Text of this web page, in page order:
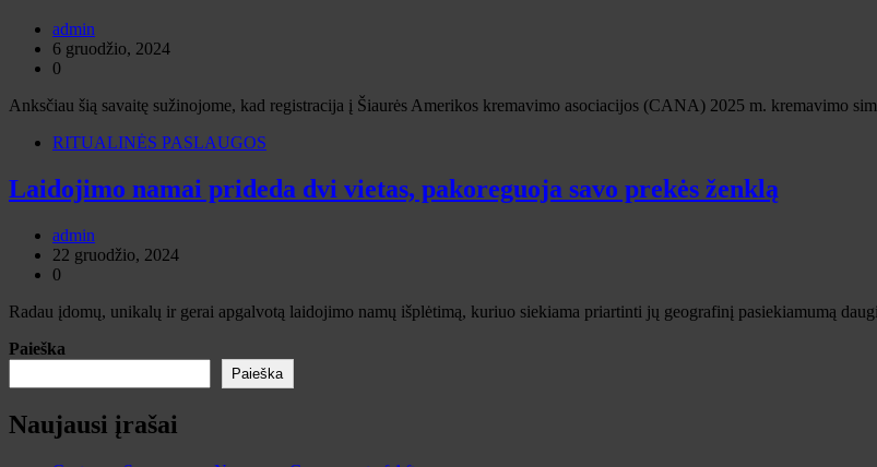
admin
6 gruodžio, 2024
0
Anksčiau šią savaitę sužinojome, kad registracija į Šiaurės Amerikos kremavimo asociacijos (CANA) 2025 m. kremavimo
RITUALINĖS PASLAUGOS
Laidojimo namai prideda dvi vietas, pakoreguoja savo prekės ženklą
admin
22 gruodžio, 2024
0
Radau įdomų, unikalų ir gerai apgalvotą laidojimo namų išplėtimą, kuriuo siekiama priartinti jų geografinį pasiekiamumą
Paieška
Paieška
Naujausi įrašai